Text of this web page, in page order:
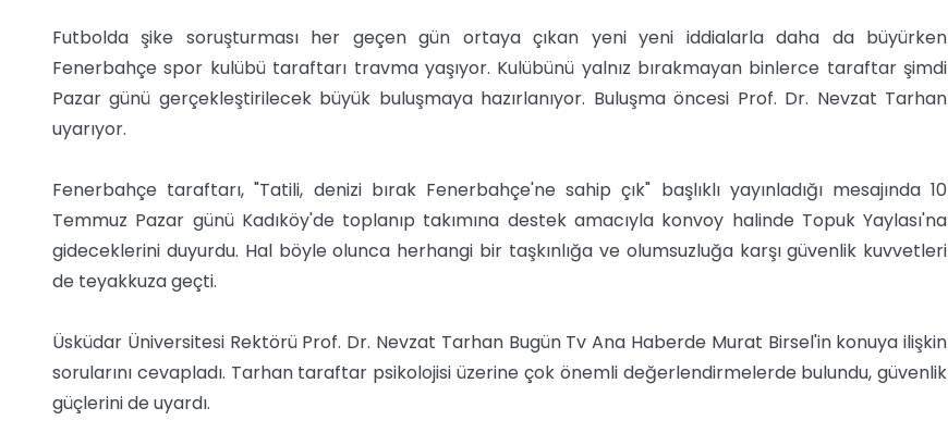
Futbolda şike soruşturması her geçen gün ortaya çıkan yeni yeni iddialarla daha da büyürken
Fenerbahçe spor kulübü taraftarı travma yaşıyor. Kulübünü yalnız bırakmayan binlerce taraftar şimdi
Pazar günü gerçekleştirilecek büyük buluşmaya hazırlanıyor. Buluşma öncesi Prof. Dr. Nevzat Tarhan
uyarıyor.
Fenerbahçe taraftarı, "Tatili, denizi bırak Fenerbahçe'ne sahip çık" başlıklı yayınladığı mesajında 10
Temmuz Pazar günü Kadıköy'de toplanıp takımına destek amacıyla konvoy halinde Topuk Yaylası'na
gideceklerini duyurdu. Hal böyle olunca herhangi bir taşkınlığa ve olumsuzluğa karşı güvenlik kuvvetleri
de teyakkuza geçti.
Üsküdar Üniversitesi Rektörü Prof. Dr. Nevzat Tarhan Bugün Tv Ana Haberde Murat Birsel'in konuya ilişkin
sorularını cevapladı. Tarhan taraftar psikolojisi üzerine çok önemli değerlendirmelerde bulundu, güvenlik
güçlerini de uyardı.